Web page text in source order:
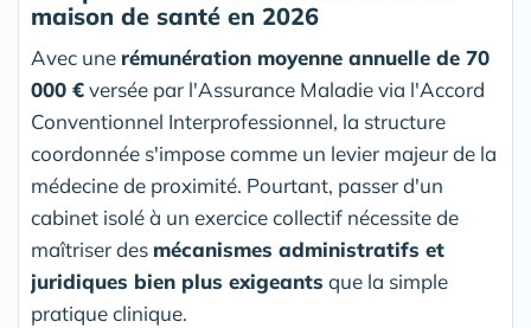
maison de santé en 2026
Avec une rémunération moyenne annuelle de 70
000 €versée par l'Assurance Maladie via l'Accord
Conventionnel Interprofessionnel, la structure
coordonnée s'impose comme un levier majeur de la
médecine de proximité. Pourtant, passer d'un
cabinet isolé à un exercice collectif nécessite de
maîtriser des mécanismes administratifs et
juridiques bien plus exigeants que la simple
pratique clinique.